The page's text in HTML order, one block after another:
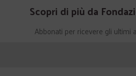
Scopri di più da
Abbonati per ricevere gli ultimi